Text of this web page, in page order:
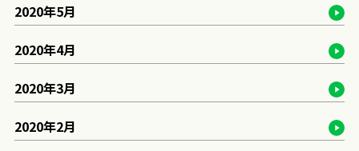
2020年5月
2020年4月
2020年3月
2020年2月